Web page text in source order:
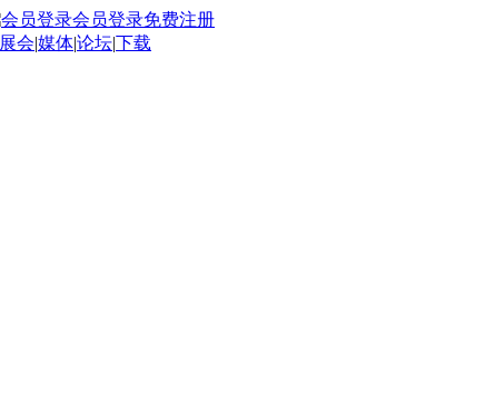
会员登录免费注册
展会|媒体|论坛|下载